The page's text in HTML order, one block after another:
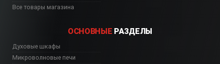
Все товары магазина
ОСНОВНЫЕ РАЗДЕЛЫ
Духовые шкафы
Микроволновые печи